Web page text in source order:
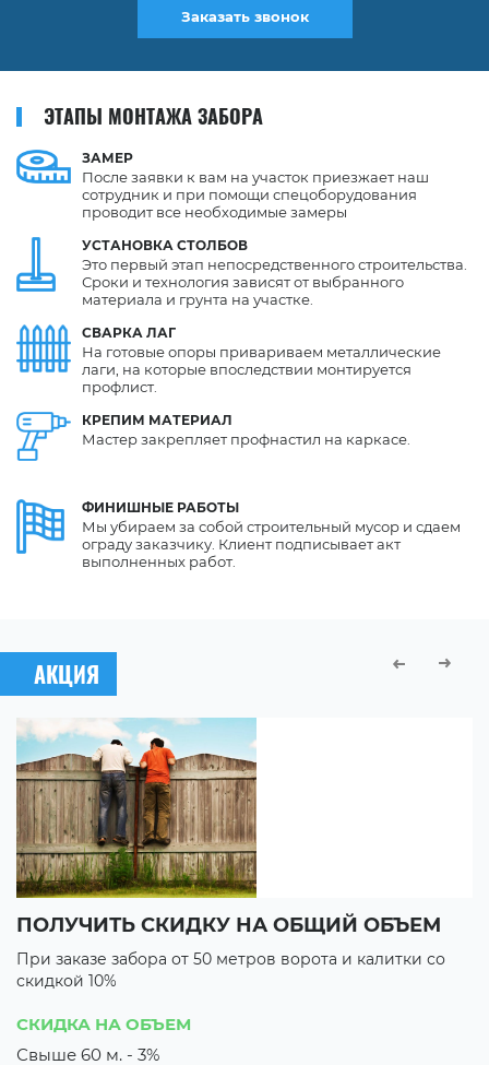
Заказать звонок
ЭТАПЫ МОНТАЖА ЗАБОРА
ЗАМЕР
УСТАНОВКА СТОЛБОВ
СВАРКА ЛАГ
КРЕПИМ МАТЕРИАЛ
ФИНИШНЫЕ РАБОТЫ
После заявки к вам на участок приезжает наш
сотрудник и при помощи спецоборудования
проводит все необходимые замеры
Это первый этап непосредственного строительства.
Сроки и технология зависят от выбранного
материала и грунта на участке.
На готовые опоры привариваем металлические
лаги, на которые впоследствии монтируется
профлист.
Мастер закрепляет профнастил на каркасе.
Мы убираем за собой строительный мусор и сдаем
ограду заказчику. Клиент подписывает акт
выполненных работ.
АКЦИЯ
ПОЛУЧИТЬ СКИДКУ НА ОБЩИЙ ОБЪЕМ
При заказе забора от 50 метров ворота и калитки со
скидкой 10%
СКИДКА НА ОБЪЕМ
Свыше 60 м. - 3%